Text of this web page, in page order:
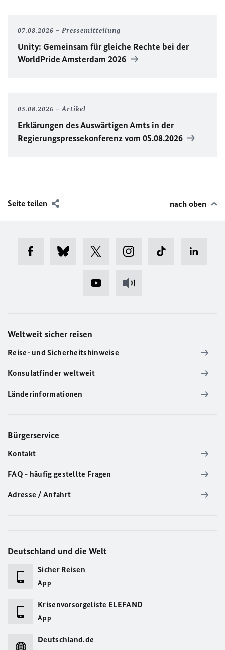
07.08.2026 Pressemitteilung
Unity: Gemeinsam für gleiche Rechte bei der
WorldPrideAmsterdam 2026
05.08.2026 Artikel
Erklärungen des Auswärtigen Amts in der
Regierungspressekonferenz vom 05.08.2026
Seite teilen nach oben
Weltweit sicher reisen
Reise- und Sicherheitshinweise
Konsulatfinder weltweit
Länderinformationen
Bürgerservice
Kontakt
FAQ - häufig gestellte Fragen
Adresse / Anfahrt
Deutschland und die Welt
Sicher Reisen
App
Krisenvorsorgeliste ELEFAND
App
Deutschland.de